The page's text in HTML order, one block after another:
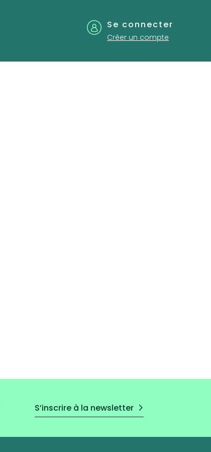
Se connecter
Créer un compte
S’inscrire à la newsletter